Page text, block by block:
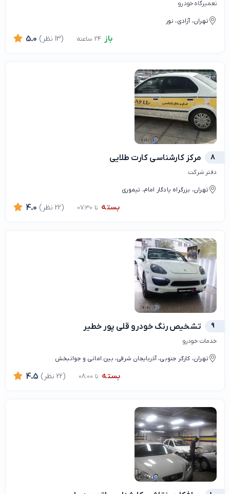
تعمیرگاه خودرو
تهران، آزادی، نور
باز 5.0 (13 نظر)
8 مرکز کارشناسی کارت طلایی
دفتر شرکت
تهران، بزرگراه یادگار امام، تیموری
بسته تا 07:30 4.0 (22 نظر)
9 تشخیص رنگ خودرو قلی پور خطیر
خدمات خودرو
تهران، کارگر جنوبی، آذربایجان شرقی، بین امانی و جوانبخش
بسته تا 08:00 4.5 (22 نظر)